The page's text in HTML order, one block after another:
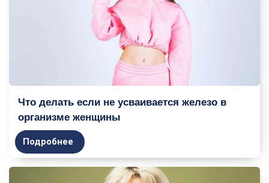
Что делать если не усваивается железо в
организме женщины
Подробнее